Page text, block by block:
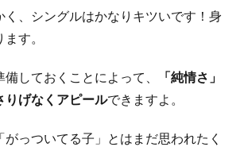
く、シングルはかなりキツいです！身
す。
しておくことによって、
「純情さ」
りげなくアピールできますよ。
がっついてる子」とはまだ思われたく